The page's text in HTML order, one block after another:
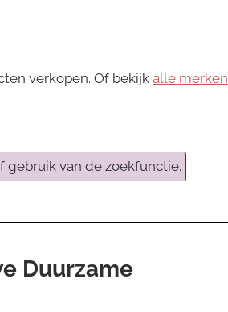
verkopen. Of bekijk alle merken
gebruik van de zoekfunctie.
Duurzame